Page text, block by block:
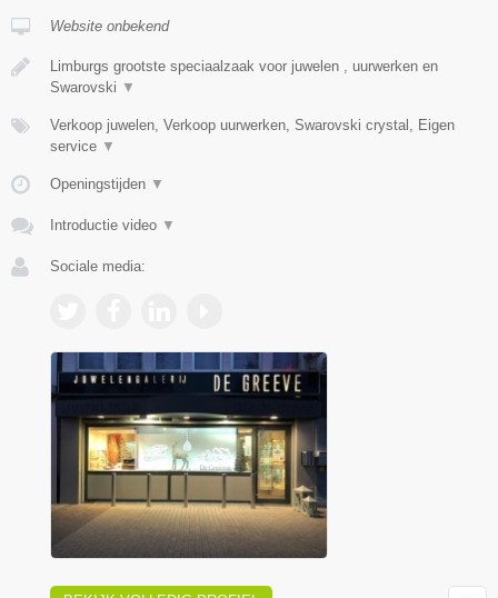
Website onbekend
Limburgs grootste speciaalzaak voor juwelen , uurwerken en
Swarovski ▼
Verkoop juwelen, Verkoop uurwerken, Swarovski crystal, Eigen
service ▼
Openingstijden ▼
Introductie video ▼
Sociale media: